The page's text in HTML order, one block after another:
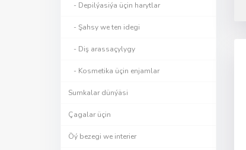
- Depilýasiýa üçin harytlar
- Şahsy we ten idegi
- Diş arassaçylygy
- Kosmetika üçin enjamlar
Sumkalar dünýäsi
Çagalar üçin
Öý bezegi we interier